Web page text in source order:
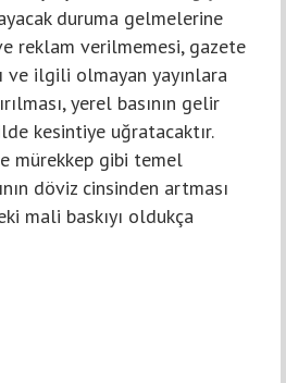
duruma gelmelerine
reklam verilmemesi, gazete
ve ilgili olmayan yayınlara
yerel basının gelir
kesintiye uğratacaktır.
mürekkep gibi temel
döviz cinsinden artması
mali baskıyı oldukça